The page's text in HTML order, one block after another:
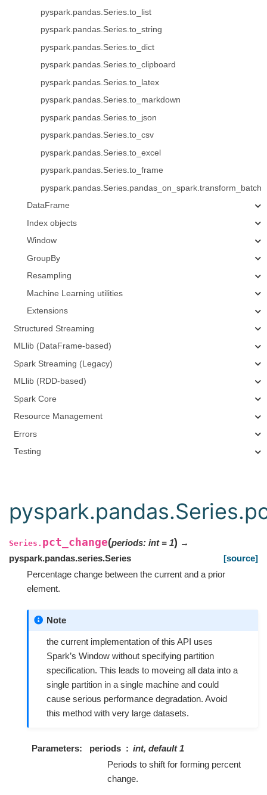
pyspark.pandas.Series.to_list
pyspark.pandas.Series.to_string
pyspark.pandas.Series.to_dict
pyspark.pandas.Series.to_clipboard
pyspark.pandas.Series.to_latex
pyspark.pandas.Series.to_markdown
pyspark.pandas.Series.to_json
pyspark.pandas.Series.to_csv
pyspark.pandas.Series.to_excel
pyspark.pandas.Series.to_frame
pyspark.pandas.Series.pandas_on_spark.transform_batch
DataFrame
Index objects
Window
GroupBy
Resampling
Machine Learning utilities
Extensions
Structured Streaming
MLlib (DataFrame-based)
Spark Streaming (Legacy)
MLlib (RDD-based)
Spark Core
Resource Management
Errors
Testing
Series. pct_change(periods: int = 1) →
pyspark.pandas.series.Series
[source]
Percentage change between the current and a prior
element.
Note
the current implementation of this API uses
Spark’s Window without specifying partition
specification. This leads to moveing all data into a
single partition in a single machine and could
cause serious performance degradation. Avoid
this method with very large datasets.
Parameters periods
int, default 1
Periods to shift for forming percent
change.